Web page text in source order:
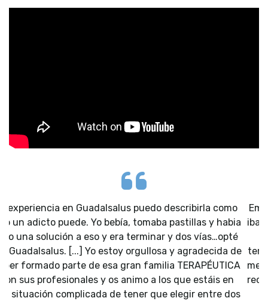
Empecé mi tratamiento con ellos sin saber lo que me
iba a encontrar y me llevé una grata sorpresa al ver la
gran calidad humana y profesional del equipo
terapéutico y sus monitores. A muy poquito para que
me den el alta no puedo estar más contenta del trato
recibido y de cómo se encuentra mi vida a día de hoy,
les estaré eternamente agradecida.